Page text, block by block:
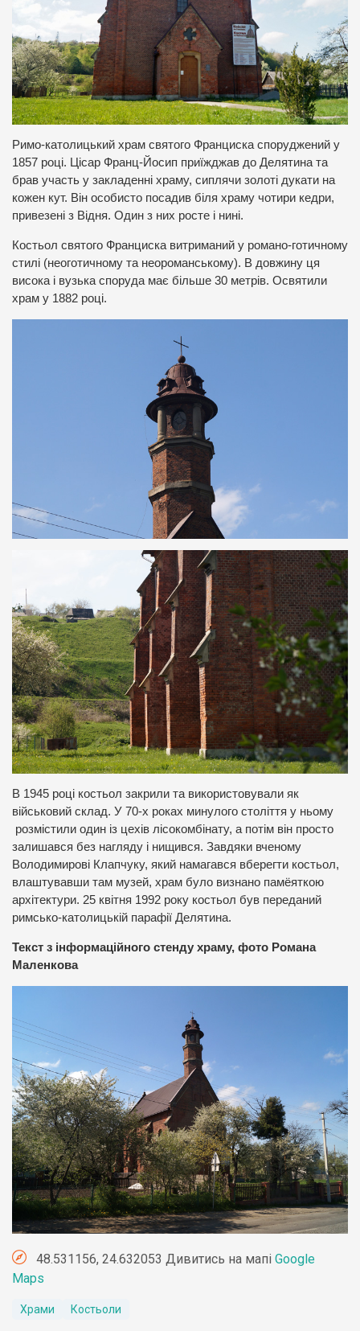
Римо-католицький храм святого Франциска споруджений у
1857 році. Цісар Франц-Йосип приїжджав до Делятина та
брав участь у закладенні храму, сиплячи золоті дукати на
кожен кут. Він особисто посадив біля храму чотири кедри,
привезені з Відня. Один з них росте і нині.
Костьол святого Франциска витриманий у романо-готичному
стилі (неоготичному та неороманському). В довжину ця
висока і вузька споруда має більше 30 метрів. Освятили
храм у 1882 році.
В 1945 році костьол закрили та використовували як
військовий склад. У 70-х роках минулого століття у ньому
розмістили один із цехів лісокомбінату, а потім він просто
залишався без нагляду і нищився. Завдяки вченому
Володимирові Клапчуку, який намагався вберегти костьол,
влаштувавши там музей, храм було визнано памёяткою
архітектури. 25 квітня 1992 року костьол був переданий
римсько-католицькій парафії Делятина.
Текст з інформаційного стенду храму, фото Романа
Маленкова
48.531156, 24.632053 Дивитись на мапі Google
Maps
Храми Костьоли